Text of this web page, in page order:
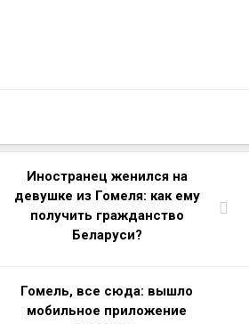
Иностранец женился на
девушке из Гомеля: как ему
получить гражданство
Беларуси?
Гомель, все сюда: вышло
мобильное приложение